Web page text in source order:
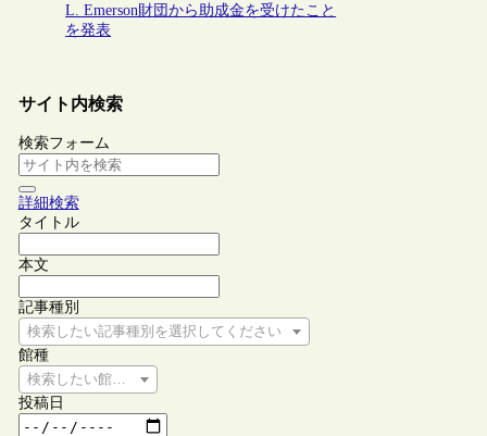
L. Emerson財団から助成金を受けたこと
を発表
サイト内検索
検索フォーム
詳細検索
タイトル
本文
記事種別
検索したい記事種別を選択してください
館種
検索したい館種を選択してください
投稿日